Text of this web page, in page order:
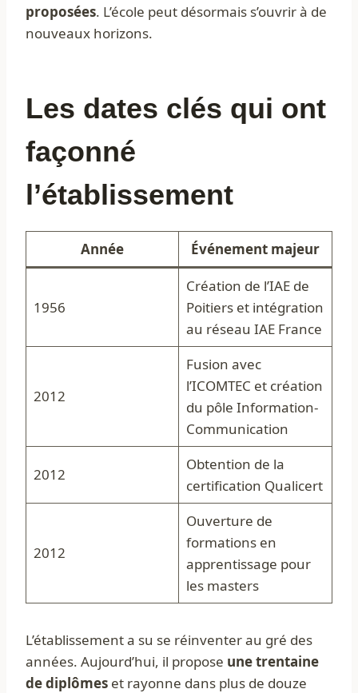
proposées. L’école peut désormais s’ouvrir à de
nouveaux horizons.
Les dates clés qui ont
façonné
l’établissement
Année Événement majeur
1956
Création de l’IAE de
Poitiers et intégration
au réseau IAE France
2012
Fusion avec
l’ICOMTEC et création
du pôle Information-
Communication
2012
Obtention de la
certification Qualicert
2012
Ouverture de
formations en
apprentissage pour
les masters
L’établissement a su se réinventer au gré des
années. Aujourd’hui, il propose une trentaine
de diplômes et rayonne dans plus de douze